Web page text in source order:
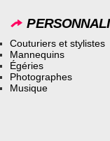
Couturiers et stylistes
Mannequins
Égéries
Photographes
Musique